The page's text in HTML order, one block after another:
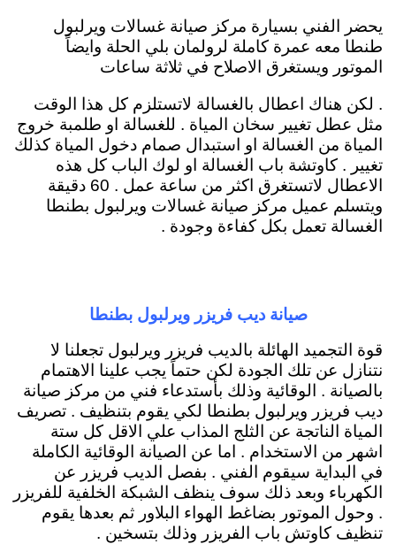
يحضر الفني بسيارة مركز صيانة غسالات ويرلبول
طنطا معه عمرة كاملة لرولمان بلي الحلة وايضاً
الموتور ويستغرق الاصلاح في ثلاثة ساعات
. لكن هناك اعطال بالغسالة لاتستلزم كل هذا الوقت
مثل عطل تغيير سخان المياة . للغسالة او طلمبة خروج
المياة من الغسالة او استبدال صمام دخول المياة كذلك
تغيير . كاوتشة باب الغسالة او لوك الباب كل هذه
الاعطال لاتستغرق اكثر من ساعة عمل . 60 دقيقة
ويتسلم عميل مركز صيانة غسالات ويرلبول بطنطا
الغسالة تعمل بكل كفاءة وجودة .
صيانة ديب فريزر ويرلبول بطنطا
قوة التجميد الهائلة بالديب فريزر ويرلبول تجعلنا لا
نتنازل عن تلك الجودة لكن حتماً يجب علينا الاهتمام
بالصيانة . الوقائية وذلك بأستدعاء فني من مركز صيانة
ديب فريزر ويرلبول بطنطا لكي يقوم بتنظيف . تصريف
المياة الناتجة عن الثلج المذاب علي الاقل كل ستة
اشهر من الاستخدام . اما عن الصيانة الوقائية الكاملة
في البداية سيقوم الفني . بفصل الديب فريزر عن
الكهرباء وبعد ذلك سوف ينظف الشبكة الخلفية للفريزر
. وحول الموتور بضاغط الهواء البلاور ثم بعدها يقوم
تنظيف كاوتش باب الفريزر وذلك بتسخين .